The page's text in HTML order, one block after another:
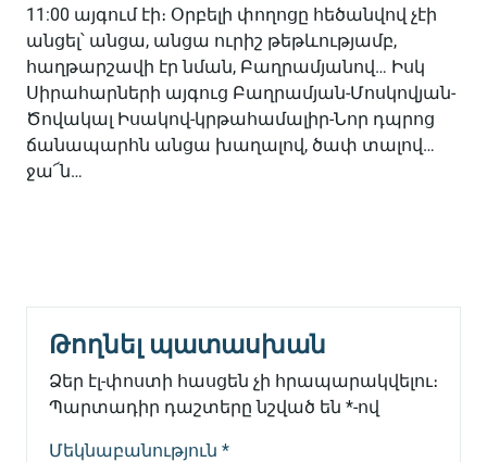
11:00 այգում էի։ Օրբելի փողոցը հեծանվով չէի
անցել՝ անցա, անցա ուրիշ թեթևությամբ,
հաղթարշավի էր նման, Բաղրամյանով… Իսկ
Սիրահարների այգուց Բաղրամյան-Մոսկովյան-
Ծովակալ Իսակով-կրթահամալիր-Նոր դպրոց
ճանապարհն անցա խաղալով, ծափ տալով…
ջա՜ն…
Թողնել պատասխան
Ձեր էլ-փոստի հասցեն չի հրապարակվելու։
Պարտադիր դաշտերը նշված են *-ով
Մեկնաբանություն *